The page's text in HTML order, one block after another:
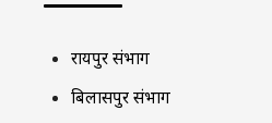
रायपुर संभाग
बिलासपुर संभाग